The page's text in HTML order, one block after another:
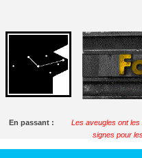
En passant :
Les aveugles ont
signes pour